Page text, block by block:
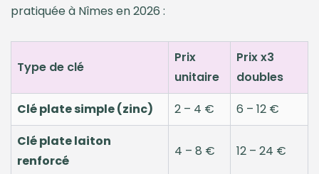
pratiquée à Nîmes en 2026 :
Type de clé
Prix
unitaire
Prix x3
doubles
Clé plate simple (zinc)
2 – 4 €
6 – 12 €
Clé plate laiton
renforcé
4 – 8 € 12 – 24 €